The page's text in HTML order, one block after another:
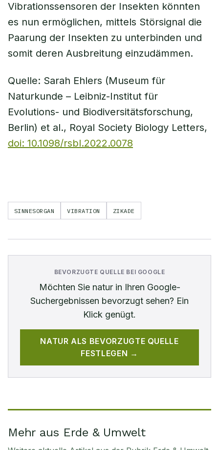
Vibrationssensoren der Insekten könnten
es nun ermöglichen, mittels Störsignal die
Paarung der Insekten zu unterbinden und
somit deren Ausbreitung einzudämmen.
Quelle: Sarah Ehlers (Museum für
Naturkunde – Leibniz-Institut für
Evolutions- und Biodiversitätsforschung,
Berlin) et al., Royal Society Biology Letters,
doi: 10.1098/rsbl.2022.0078
SINNESORGAN VIBRATION ZIKADE
BEVORZUGTE QUELLE BEI GOOGLE
Möchten Sie naturin Ihren Google-
Suchergebnissen bevorzugt sehen? Ein
Klick genügt.
NATUR ALS BEVORZUGTE QUELLE
FESTLEGEN →
Mehr aus Erde & Umwelt